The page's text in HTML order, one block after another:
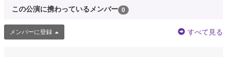
この公演に携わっているメンバー 0
メンバーに登録 すべて見る